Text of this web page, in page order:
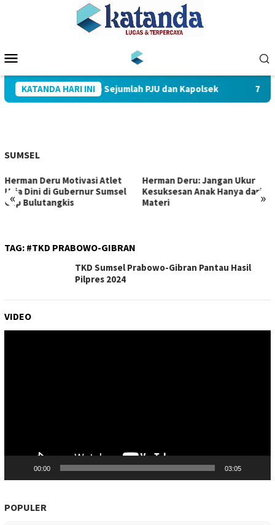
Mobile
KATANDA HARI INI
Muba Pimpin Sertijab Sejumlah PJU dan Kapolsek 712
SUMSEL
« »
Herman Deru Motivasi Atlet
Usia Dini di Gubernur Sumsel
Cup Bulutangkis
Herman Deru: Jangan Ukur
Kesuksesan Anak Hanya dari
Materi
TAG: #TKD PRABOWO-GIBRAN
TKD Sumsel Prabowo-Gibran Pantau Hasil
Pilpres 2024
VIDEO
00:00 03:05
POPULER